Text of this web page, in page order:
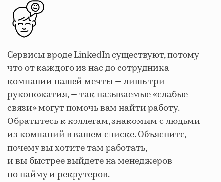
Сервисы вроде LinkedIn существуют, потому
что от каждого из нас до сотрудника
компании нашей мечты — лишь три
рукопожатия, — так называемые «слабые
связи» могут помочь вам найти работу.
Обратитесь к коллегам, знакомым с людьми
из компаний в вашем списке. Объясните,
почему вы хотите там работать, —
и вы быстрее выйдете на менеджеров
по найму и рекрутеров.